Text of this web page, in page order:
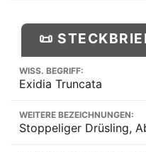
📜
WISS. BEGRIFF:
Exidia Truncata
WEITERE BEZEICHNUNGEN:
Stoppeliger Drüsling,